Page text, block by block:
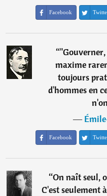
Facebook
“
maxime
toujours
d'hommes en
―
Facebook
“On naît seul,
C'est seulement